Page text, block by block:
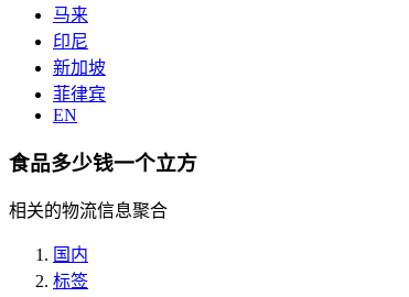
马来
印尼
新加坡
菲律宾
EN
食品多少钱一个立方
相关的物流信息聚合
国内
标签